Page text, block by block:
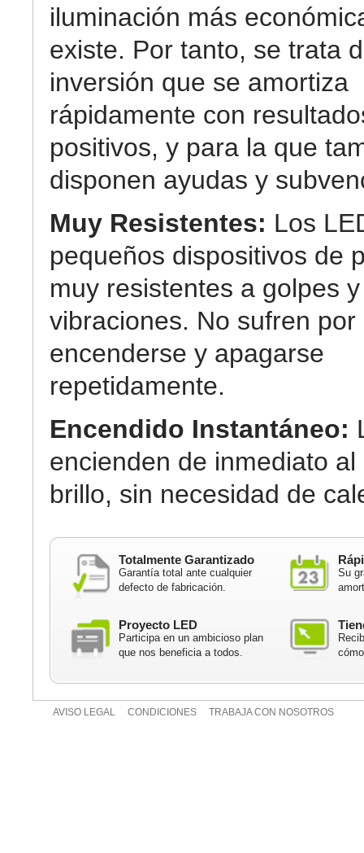
iluminación más
existe. Por tanto, se trata
inversión que se amortiza
rápidamente con
positivos, y para la que
disponen ayudas y
Muy Resistentes: Los
pequeños dispositivos de
muy resistentes a golpes y
vibraciones. No sufren por
encenderse y apagarse
repetidamente.
Encendido Instantáneo:
encienden de inmediato al
brillo, sin necesidad de
Totalmente Garantizado
Garantía total ante cualquier
defecto de fabricación.
Su
Proyecto LED
Participa en un ambicioso plan
que nos beneficia a todos.
AVISO LEGAL CONDICIONES TRABAJA CON NOSOTROS